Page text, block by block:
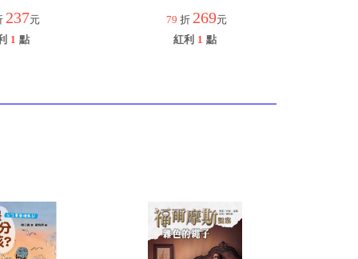
237元
1 點
79 折 269元
紅利 1 點